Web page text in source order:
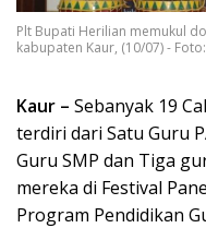
Plt Bupati Herilian memukul
kabupaten Kaur, (10/07) -
Kaur – Sebanyak 19
terdiri dari Satu Guru
Guru SMP dan Tiga
mereka di Festival
Program Pendidikan